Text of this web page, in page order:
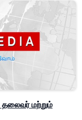
தலைவர் மற்றும்